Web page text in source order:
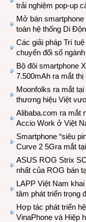
trải nghiệm pop-up
Mở bán
toàn hệ thống Di
Các giải pháp Trí
chuyển đổi số
Bộ đôi smartphone
7.500mAh ra mắt
Moonfolks ra mắt
thương hiệu Việt
Alibaba.com ra mắt
Accio Work ở Việt
Smartphone “siêu
Curve 2 5Gra mắt
ASUS ROG Strix
nhất của ROG bán
LAPP Việt Nam
tâm phát triển trọng
Hợp tác phát triển
VinaPhone và Hiệp